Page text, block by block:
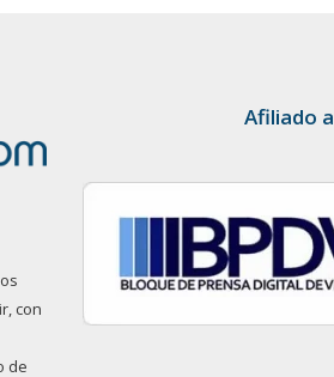
con
de
Afiliado a